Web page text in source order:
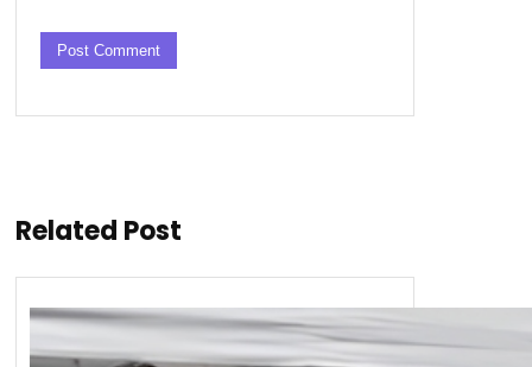
Related Post